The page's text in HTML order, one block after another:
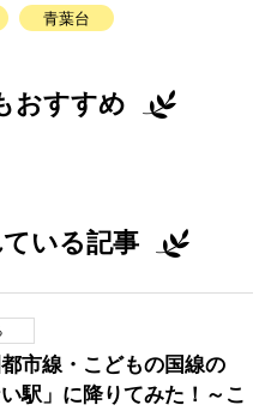
青葉台
おすすめ
いる記事
市線・こどもの国線の
い駅」に降りてみた！～こ